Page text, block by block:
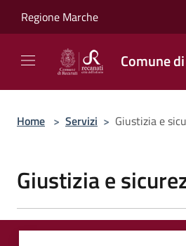
Regione Marche
Comune
Home > Servizi > Giustizia e
Giustizia e